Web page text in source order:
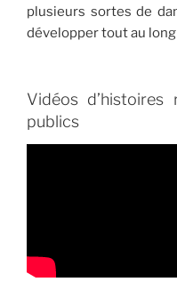
plusieurs sortes de
développer tout au
Vidéos
publics